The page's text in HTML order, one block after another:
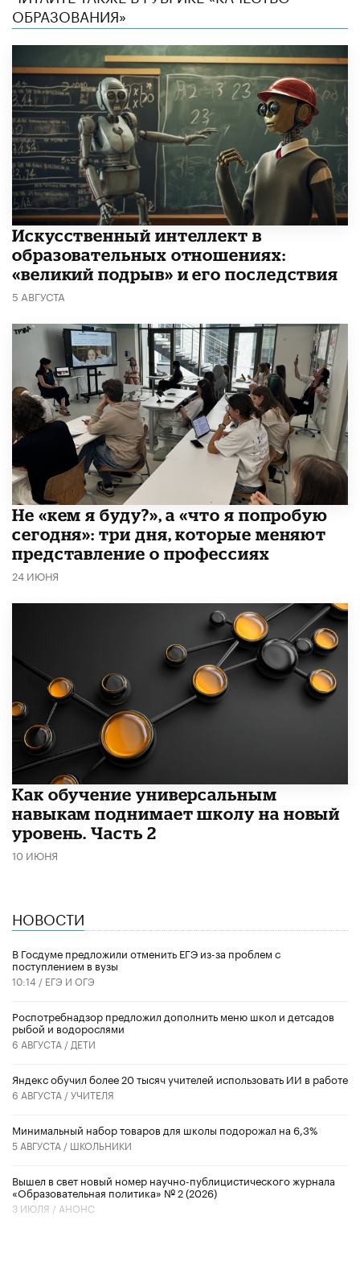
ОБРАЗОВАНИЯ»
​Искусственный интеллект в
образовательных отношениях:
«великий подрыв» и его последствия
5 АВГУСТА
Не «кем я буду?», а «что я попробую
сегодня»: три дня, которые меняют
представление о профессиях
24 ИЮНЯ
​Как обучение универсальным
навыкам поднимает школу на новый
уровень. Часть 2
10 ИЮНЯ
НОВОСТИ
В Госдуме предложили отменить ЕГЭ из-за проблем с
поступлением в вузы
10:14 / ЕГЭ И ОГЭ
Роспотребнадзор предложил дополнить меню школ и детсадов
рыбой и водорослями
6 АВГУСТА / ДЕТИ
​Яндекс обучил более 20 тысяч учителей использовать ИИ в работе
6 АВГУСТА /УЧИТЕЛЯ
Минимальный набор товаров для школы подорожал на 6,3%
5 АВГУСТА / ШКОЛЬНИКИ
Вышел в свет новый номер научно-публицистического журнала
«Образовательная политика» № 2 (2026)
3 ИЮЛЯ / АНОНС